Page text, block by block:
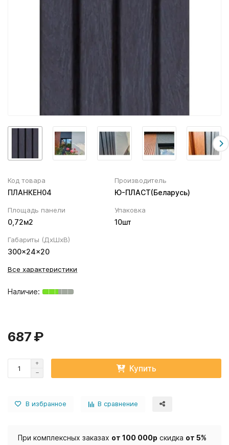
Хомут трубы
Код товара
ПЛАНКЕН04
Производитель
Ю-ПЛАСТ(Беларусь)
Площадь панели
0,72м2
Упаковка
10шт
Габариты (ДхШхВ)
300×24×20
Все характеристики
687 ₽
Купить
В избранное В сравнение
При комплексных заказах от 100 000р скидка от 5%